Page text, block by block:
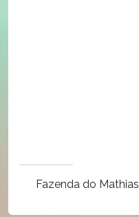
Fazenda do Mathias